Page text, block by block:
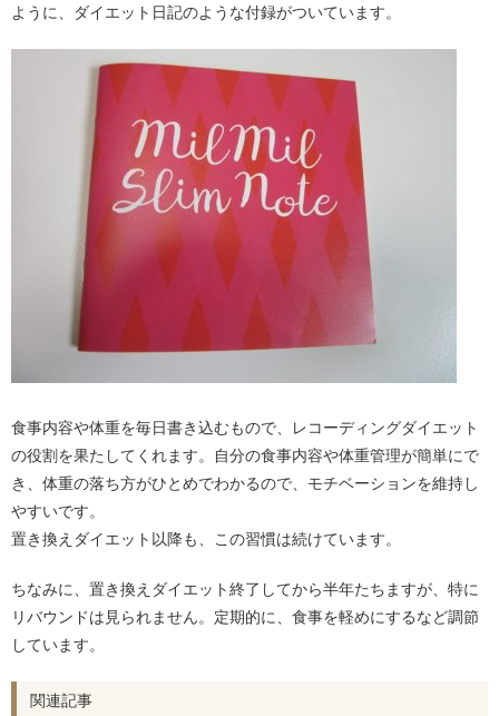
ように、ダイエット日記のような付録がついています。
食事内容や体重を毎日書き込むもので、レコーディングダイエット
の役割を果たしてくれます。自分の食事内容や体重管理が簡単にで
き、体重の落ち方がひとめでわかるので、モチベーションを維持し
やすいです。
置き換えダイエット以降も、この習慣は続けています。
ちなみに、置き換えダイエット終了してから半年たちますが、特に
リバウンドは見られません。定期的に、食事を軽めにするなど調節
しています。
関連記事